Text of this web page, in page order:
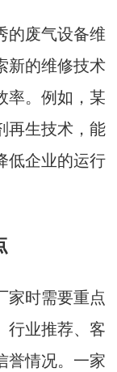
的废气设备维
新的维修技术
率。例如，某
再生技术，能
低企业的运行
家时需要重点
行业推荐、客
誉情况。一家